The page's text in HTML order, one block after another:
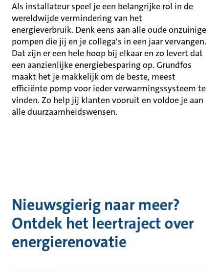
Als installateur speel je een belangrijke rol in de
wereldwijde vermindering van het
energieverbruik. Denk eens aan alle oude onzuinige
pompen die jij en je collega's in een jaar vervangen.
Dat zijn er een hele hoop bij elkaar en zo levert dat
een aanzienlijke energiebesparing op. Grundfos
maakt het je makkelijk om de beste, meest
efficiënte pomp voor ieder verwarmingssysteem te
vinden. Zo help jij klanten vooruit en voldoe je aan
alle duurzaamheidswensen.
Nieuwsgierig naar meer?
Ontdek het leertraject over
energierenovatie